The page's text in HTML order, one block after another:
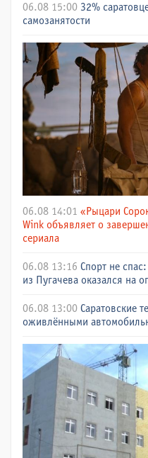
06.08 15:00 32%
самозанятости
06.08 14:01 «Рыцари
Wink объявляет о
сериала
06.08 13:16 Спорт не
из Пугачева оказался на
06.08 13:00 Саратовские
оживлёнными